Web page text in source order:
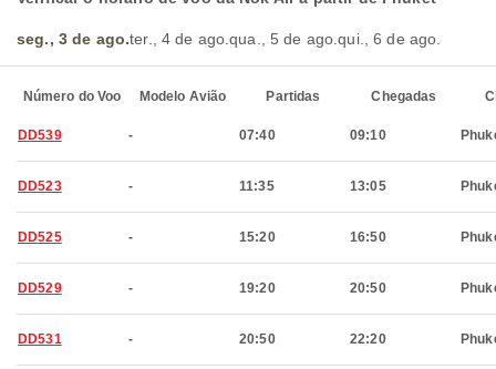
seg., 3 de ago.ter., 4 de ago.qua., 5 de ago.qui., 6 de ago.
Número do Voo Modelo Avião Partidas Chegadas
DD539 - 07:40 09:10
DD523 - 11:35 13:05
DD525 - 15:20 16:50
DD529 - 19:20 20:50
DD531 - 20:50 22:20